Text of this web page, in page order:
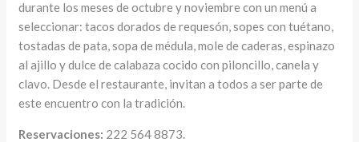
durante los meses de octubre y noviembre con un menú a
seleccionar: tacos dorados de requesón, sopes con tuétano,
tostadas de pata, sopa de médula, mole de caderas, espinazo
al ajillo y dulce de calabaza cocido con piloncillo, canela y
clavo. Desde el restaurante, invitan a todos a ser parte de
este encuentro con la tradición.
Reservaciones: 222 564 8873.